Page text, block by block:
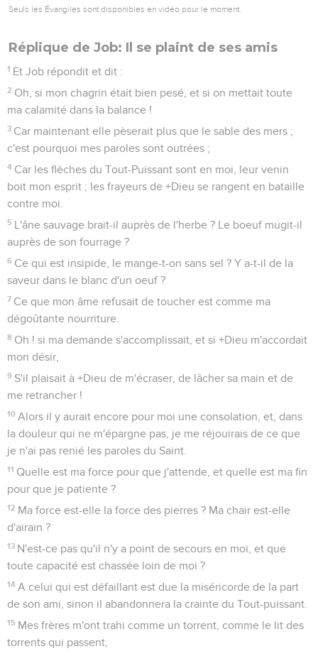
Seuls les Évangiles sont disponibles en vidéo pour le moment.
Réplique de Job: Il se plaint de ses amis
1 Et Job répondit et dit :
2 Oh, si mon chagrin était bien pesé, et si on mettait toute
ma calamité dans la balance !
3 Car maintenant elle pèserait plus que le sable des mers ;
c'est pourquoi mes paroles sont outrées ;
4 Car les flèches du Tout-Puissant sont en moi, leur venin
boit mon esprit ; les frayeurs de +Dieu se rangent en bataille
contre moi.
5 L'âne sauvage brait-il auprès de l'herbe ? Le boeuf mugit-il
auprès de son fourrage ?
6 Ce qui est insipide, le mange-t-on sans sel ? Y a-t-il de la
saveur dans le blanc d'un oeuf ?
7 Ce que mon âme refusait de toucher est comme ma
dégoûtante nourriture.
8 Oh ! si ma demande s'accomplissait, et si +Dieu m'accordait
mon désir,
9 S'il plaisait à +Dieu de m'écraser, de lâcher sa main et de
me retrancher !
10 Alors il y aurait encore pour moi une consolation, et, dans
la douleur qui ne m'épargne pas, je me réjouirais de ce que
je n'ai pas renié les paroles du Saint.
11 Quelle est ma force pour que j'attende, et quelle est ma fin
pour que je patiente ?
12 Ma force est-elle la force des pierres ? Ma chair est-elle
d'airain ?
13 N'est-ce pas qu'il n'y a point de secours en moi, et que
toute capacité est chassée loin de moi ?
14 A celui qui est défaillant est due la miséricorde de la part
de son ami, sinon il abandonnera la crainte du Tout-puissant.
15 Mes frères m'ont trahi comme un torrent, comme le lit des
torrents qui passent,